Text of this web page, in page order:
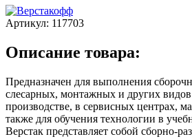
Артикул: 117703
Описание товара:
Предназначен для выполнения
слесарных, монтажных и других видов
производстве, в сервисных центрах,
также для обучения технологии в
Верстак представляет собой сборно-